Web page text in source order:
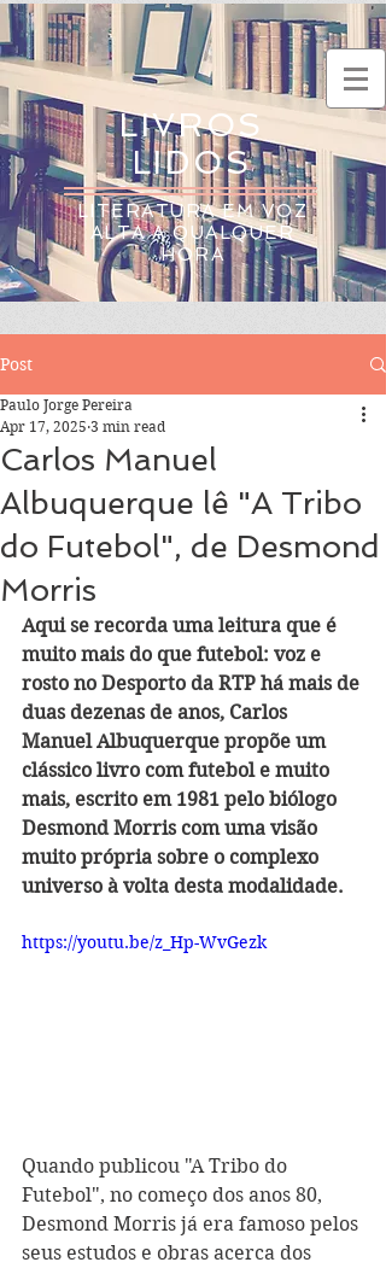
LIVROS
LIDOS
LITERATURA EM VOZ
ALTA A QUALQUER
HORA
Post
Carlos Manuel
Albuquerque lê "A Tribo
do Futebol", de Desmond
Morris
Paulo Jorge Pereira
Apr 17, 2025 3 min read
Aqui se recorda uma leitura que é
muito mais do que futebol: voz e
rosto no Desporto da RTP há mais de
duas dezenas de anos, Carlos
Manuel Albuquerque propõe um
clássico livro com futebol e muito
mais, escrito em 1981 pelo biólogo
Desmond Morris com uma visão
muito própria sobre o complexo
universo à volta desta modalidade.
https://youtu.be/z_Hp-WvGezk
Quando publicou "A Tribo do
Futebol", no começo dos anos 80,
Desmond Morris já era famoso pelos
seus estudos e obras acerca dos